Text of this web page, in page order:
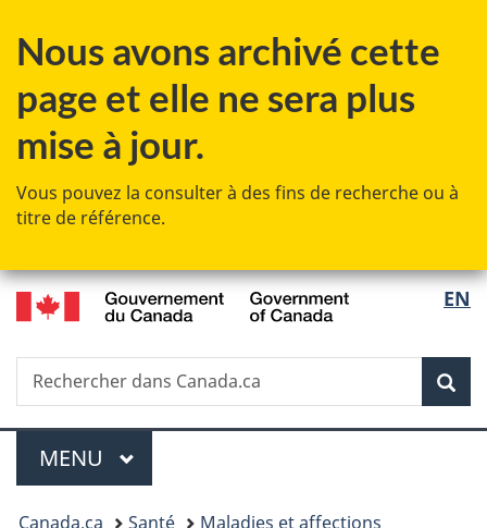
au
principal
à
Au
»
à
version
Nous avons archivé cette
page et elle ne sera plus
mise à jour.
Vous pouvez la consulter à des fins de recherche ou à
titre de référence.
de
la
EN
Recherche
Rechercher
dans
Menu
MENU PRINCIPAL
Vous
Canada.ca Santé
Maladies et affections